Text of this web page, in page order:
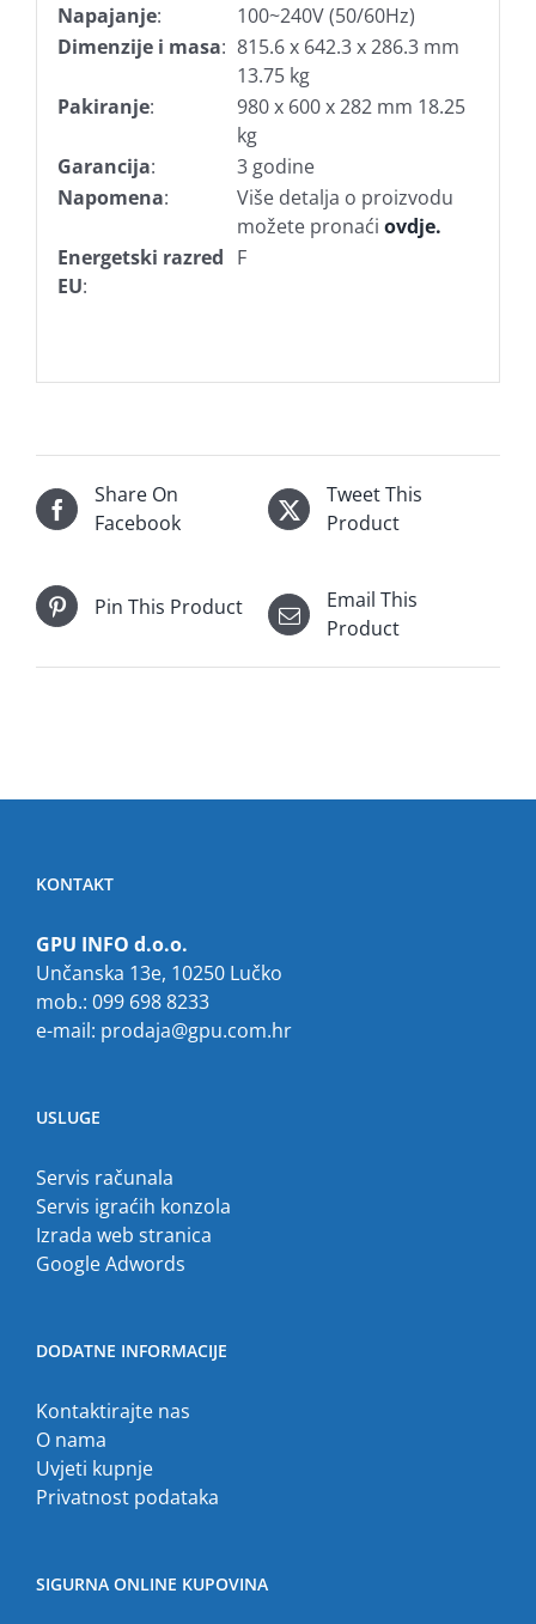
Napajanje:
100~240V (50/60Hz)
Dimenzije i masa: 815.6 x 642.3 x 286.3 mm
13.75 kg
Pakiranje:
980 x 600 x 282 mm 18.25
kg
Garancija:
3 godine
Napomena:
Više detalja o proizvodu
možete pronaći ovdje.
Energetski razred
EU:
F
Share On
Facebook
Tweet This
Product
Pin This Product
Email This
Product
KONTAKT
GPU INFO d.o.o.
Unčanska 13e, 10250 Lučko
mob.: 099 698 8233
e-mail: prodaja@gpu.com.hr
USLUGE
Servis računala
Servis igraćih konzola
Izrada web stranica
Google Adwords
DODATNE INFORMACIJE
Kontaktirajte nas
O nama
Uvjeti kupnje
Privatnost podataka
SIGURNA ONLINE KUPOVINA